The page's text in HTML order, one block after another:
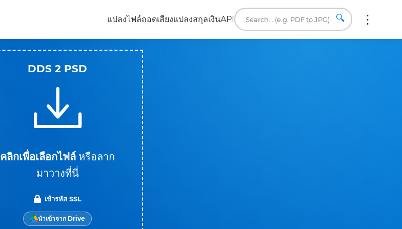
แปลงไฟล์ถอดเสียงแปลงสกุลเงินAPI 🔍
DDS 2 PSD
คลิกเพื่อเลือกไฟล์ หรือลาก
มาวางที่นี่
เข้ารหัส SSL
นำเข้าจาก Drive